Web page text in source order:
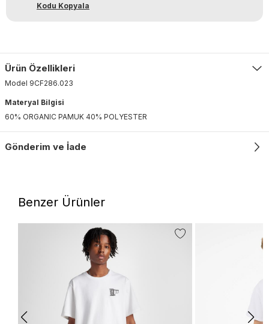
Kodu Kopyala
Ürün Özellikleri
Model 9CF286.023
Materyal Bilgisi
60% ORGANIC PAMUK 40% POLYESTER
Gönderim ve İade
Benzer Ürünler